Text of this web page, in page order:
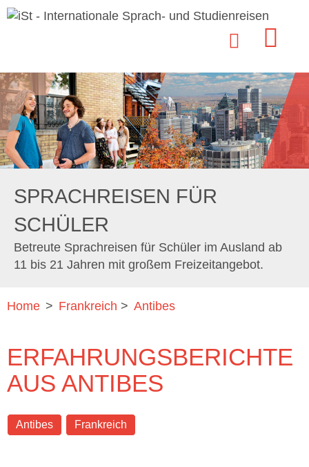
SPRACHREISEN FÜR
SCHÜLER
Betreute Sprachreisen für Schüler im Ausland ab
11 bis 21 Jahren mit großem Freizeitangebot.
Home > Frankreich > Antibes
ERFAHRUNGSBERICHTE
AUS ANTIBES
Antibes Frankreich